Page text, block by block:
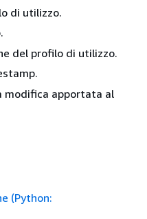
di utilizzo.
del profilo di utilizzo.
modifica apportata al
(Python: